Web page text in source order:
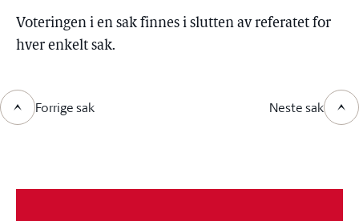
Voteringen i en sak finnes i slutten av referatet for
hver enkelt sak.
Forrige sak Neste sak